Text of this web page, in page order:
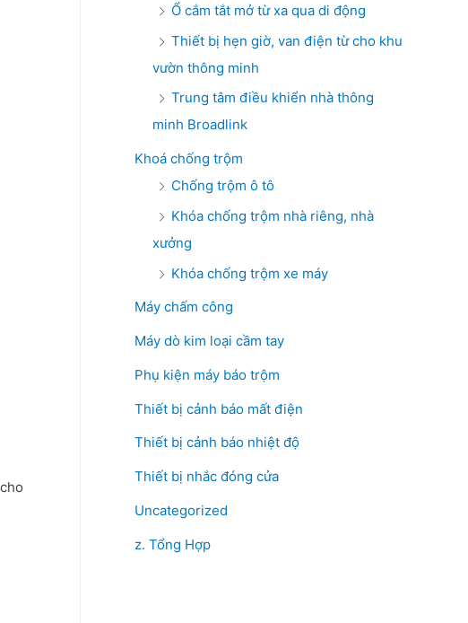
Ổ cắm tắt mở từ xa qua di động
Thiết bị hẹn giờ, van điện từ cho khu
vườn thông minh
Trung tâm điều khiển nhà thông
minh Broadlink
Khoá chống trộm
Chống trộm ô tô
Khóa chống trộm nhà riêng, nhà
xưởng
Khóa chống trộm xe máy
Máy chấm công
Máy dò kim loại cầm tay
Phụ kiện máy báo trộm
Thiết bị cảnh báo mất điện
Thiết bị cảnh báo nhiệt độ
Thiết bị nhắc đóng cửa
Uncategorized
z. Tổng Hợp